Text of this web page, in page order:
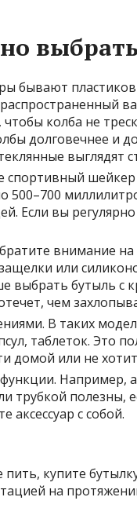
бывают
колба не
долговечнее и
выглядят
шейкер
500–700
Если вы
внимание
или
выбрать бутыль с
чем
В таких
таблеток. Это
домой или не
Например,
трубкой полезны,
аксессуар с собой.
пить, купите
на